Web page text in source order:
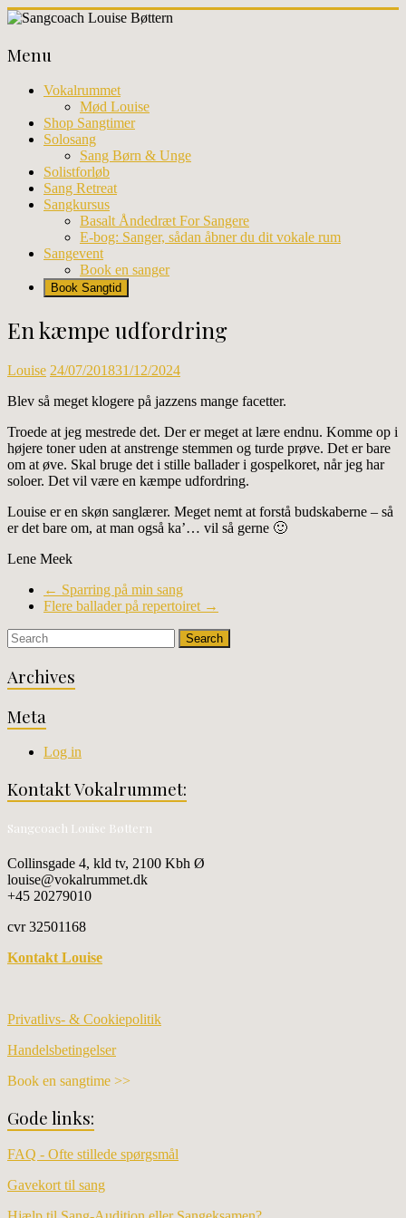
Skip
content
Louise
Bøttern
Professionel
sangundervisning
workhops
København
Menu
Vokalrummet
Mød Louise
Shop Sangtimer
Solosang
Sang Børn & Unge
Solistforløb
Sang Retreat
Sangkursus
Basalt Åndedræt For Sangere
E-bog: Sanger, sådan åbner du dit vokale rum
Sangevent
Book en sanger
Book Sangtid
En kæmpe udfordring
Louise 24/07/201831/12/2024
Blev så meget klogere på jazzens mange facetter.
Troede at jeg mestrede det. Der er meget at lære endnu. Komme op i
højere toner uden at anstrenge stemmen og turde prøve. Det er bare
om at øve. Skal bruge det i stille ballader i gospelkoret, når jeg har
soloer. Det vil være en kæmpe udfordring.
Louise er en skøn sanglærer. Meget nemt at forstå budskaberne – så
er det bare om, at man også ka’… vil så gerne 🙂
Lene Meek
← Sparring på min sang
Flere ballader på repertoiret →
Archives
Meta
Log in
Kontakt Vokalrummet:
Sangcoach Louise Bøttern
Collinsgade 4, kld tv, 2100 Kbh Ø
louise@vokalrummet.dk
+45 20279010
cvr 32501168
Kontakt Louise
Privatlivs- & Cookiepolitik
Handelsbetingelser
Book en sangtime >>
Gode links:
FAQ - Ofte stillede spørgsmål
Gavekort til sang